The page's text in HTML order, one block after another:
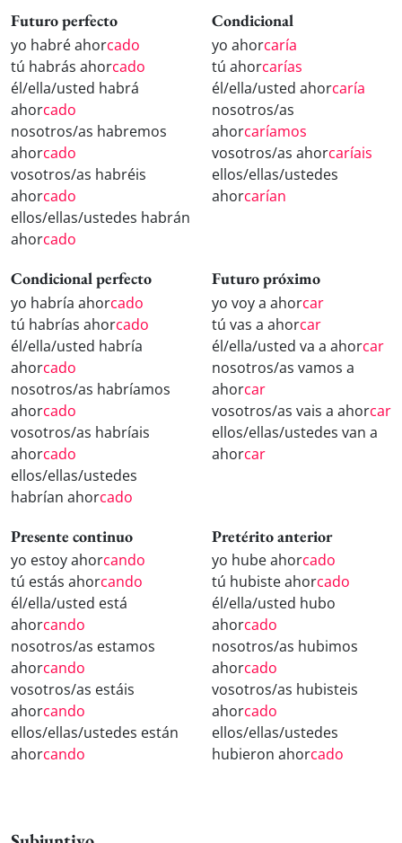
Futuro perfecto
yo habré ahorcado
tú habrás ahorcado
él/ella/usted habrá
ahorcado
nosotros/as habremos
ahorcado
vosotros/as habréis
ahorcado
ellos/ellas/ustedes habrán
ahorcado
Condicional
yo ahorcaría
tú ahorcarías
él/ella/usted ahorcaría
nosotros/as
ahorcaríamos
vosotros/as ahorcaríais
ellos/ellas/ustedes
ahorcarían
Condicional perfecto
yo habría ahorcado
tú habrías ahorcado
él/ella/usted habría
ahorcado
nosotros/as habríamos
ahorcado
vosotros/as habríais
ahorcado
ellos/ellas/ustedes
habrían ahorcado
Futuro próximo
yo voy a ahorcar
tú vas a ahorcar
él/ella/usted va a ahorcar
nosotros/as vamos a
ahorcar
vosotros/as vais a ahorcar
ellos/ellas/ustedes van a
ahorcar
Presente continuo
yo estoy ahorcando
tú estás ahorcando
él/ella/usted está
ahorcando
nosotros/as estamos
ahorcando
vosotros/as estáis
ahorcando
ellos/ellas/ustedes están
ahorcando
Pretérito anterior
yo hube ahorcado
tú hubiste ahorcado
él/ella/usted hubo
ahorcado
nosotros/as hubimos
ahorcado
vosotros/as hubisteis
ahorcado
ellos/ellas/ustedes
hubieron ahorcado